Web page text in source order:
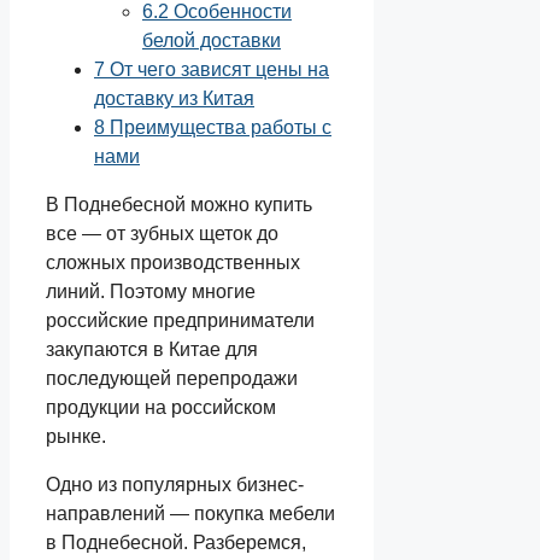
6.2 Особенности
белой доставки
7 От чего зависят цены на
доставку из Китая
8 Преимущества работы с
нами
В Поднебесной можно купить
все — от зубных щеток до
сложных производственных
линий. Поэтому многие
российские предприниматели
закупаются в Китае для
последующей перепродажи
продукции на российском
рынке.
Одно из популярных бизнес-
направлений — покупка мебели
в Поднебесной. Разберемся,